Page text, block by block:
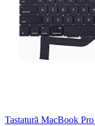
Tastatură MacBook